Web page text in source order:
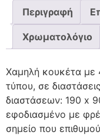
Περιγραφή
Χρωματολόγιο
Χαμηλή κουκέτα με
τύπου, σε
διαστάσεων: 190 x
εφοδιασμένο με
σημείο που